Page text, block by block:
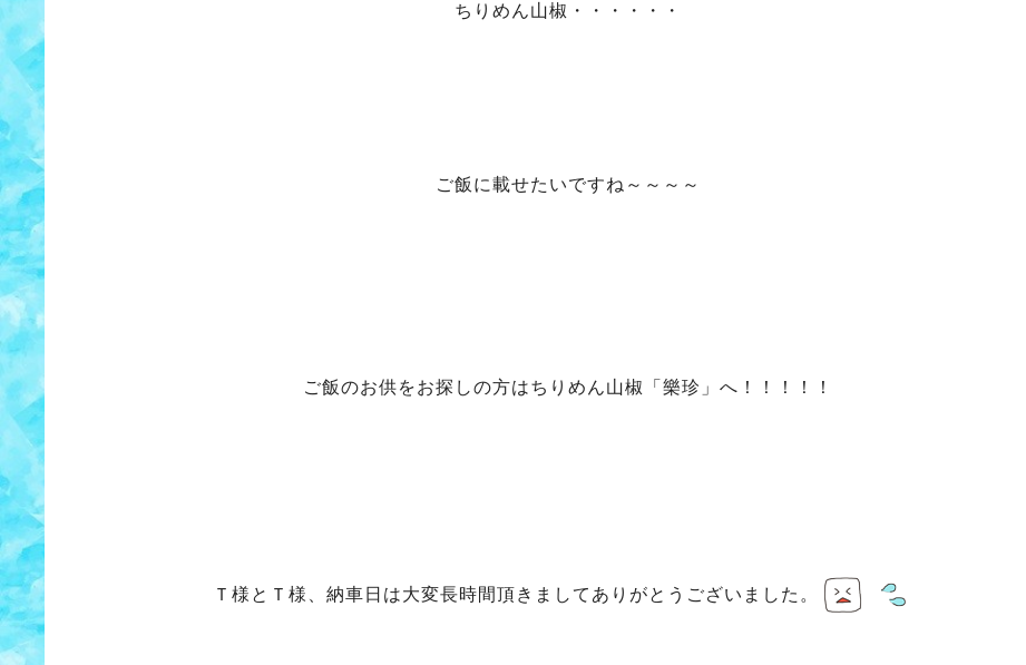
ちりめん山椒・・・・・・
ご飯に載せたいですね～～～～
ご飯のお供をお探しの方はちりめん山椒「樂珍」へ！！！！！
Ｔ様とＴ様、納車日は大変長時間頂きましてありがとうございました。